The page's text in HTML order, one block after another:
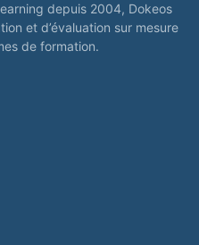
depuis 2004, Dokeos
et d’évaluation sur mesure
de formation.